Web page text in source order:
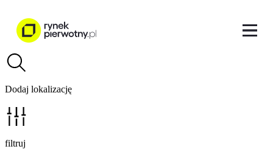
Dodaj lokalizację
filtruj